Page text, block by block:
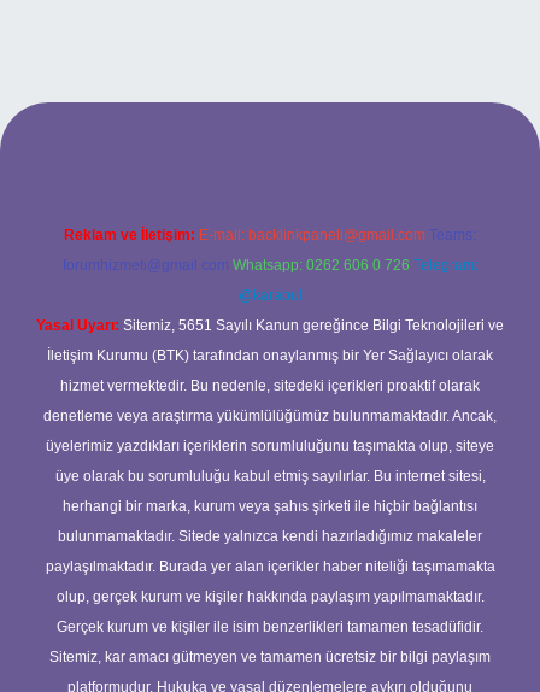
giriş
Reklam ve İletişim: E-mail: backlinkpaneli@gmail.com Teams:
forumhizmeti@gmail.com Whatsapp: 0262 606 0 726 Telegram:
@karabul
Yasal Uyarı: Sitemiz, 5651 Sayılı Kanun gereğince Bilgi Teknolojileri ve
İletişim Kurumu (BTK) tarafından onaylanmış bir Yer Sağlayıcı olarak
hizmet vermektedir. Bu nedenle, sitedeki içerikleri proaktif olarak
denetleme veya araştırma yükümlülüğümüz bulunmamaktadır. Ancak,
üyelerimiz yazdıkları içeriklerin sorumluluğunu taşımakta olup, siteye
üye olarak bu sorumluluğu kabul etmiş sayılırlar. Bu internet sitesi,
herhangi bir marka, kurum veya şahıs şirketi ile hiçbir bağlantısı
bulunmamaktadır. Sitede yalnızca kendi hazırladığımız makaleler
paylaşılmaktadır. Burada yer alan içerikler haber niteliği taşımamakta
olup, gerçek kurum ve kişiler hakkında paylaşım yapılmamaktadır.
Gerçek kurum ve kişiler ile isim benzerlikleri tamamen tesadüfidir.
Sitemiz, kar amacı gütmeyen ve tamamen ücretsiz bir bilgi paylaşım
platformudur. Hukuka ve yasal düzenlemelere aykırı olduğunu